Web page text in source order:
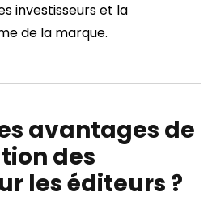
investisseurs et la
de la marque.
avantages de
des
les éditeurs ?